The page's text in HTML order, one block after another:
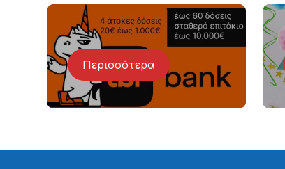
Περισσότερα